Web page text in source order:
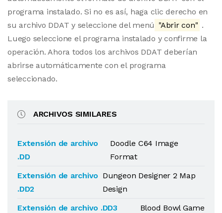
programa instalado. Si no es así, haga clic derecho en
su archivo DDAT y seleccione del menú "Abrir con" .
Luego seleccione el programa instalado y confirme la
operación. Ahora todos los archivos DDAT deberían
abrirse automáticamente con el programa
seleccionado.
ARCHIVOS SIMILARES
Extensión de archivo
.DD
Doodle C64 Image
Format
Extensión de archivo
.DD2
Dungeon Designer 2 Map
Design
Extensión de archivo .DD3
Blood Bowl Game